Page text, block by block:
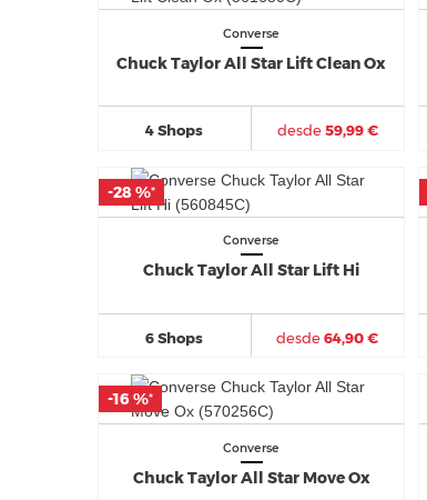
Converse
Chuck Taylor All Star Lift Clean Ox
4 Shops desde59,99 €
Converse
Chuck Taylor All Star Lift Hi
6 Shops desde64,90 €
-28 %*
-28 %*
Converse
Chuck Taylor All Star Move Ox
-16 %*
-16 %*